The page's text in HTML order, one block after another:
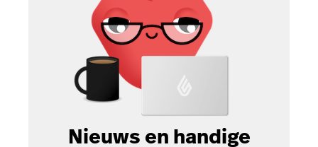
Nieuws en handige